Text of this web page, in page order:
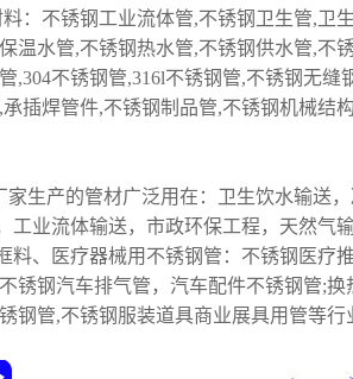
：不锈钢工业流体管,不锈钢卫生管,卫
温水管,不锈钢热水管,不锈钢供水管,不
,304不锈钢管,316l不锈钢管,不锈钢无
插焊管件,不锈钢制品管,不锈钢机械结
家生产的管材广泛用在：卫生饮水输送
工业流体输送，市政环保工程，天然气
料、医疗器械用不锈钢管：不锈钢医疗
锈钢汽车排气管，汽车配件不锈钢管;
钢管,不锈钢服装道具商业展具用管等行